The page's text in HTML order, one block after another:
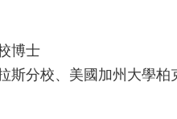
博士
斯分校、美國加州大學柏